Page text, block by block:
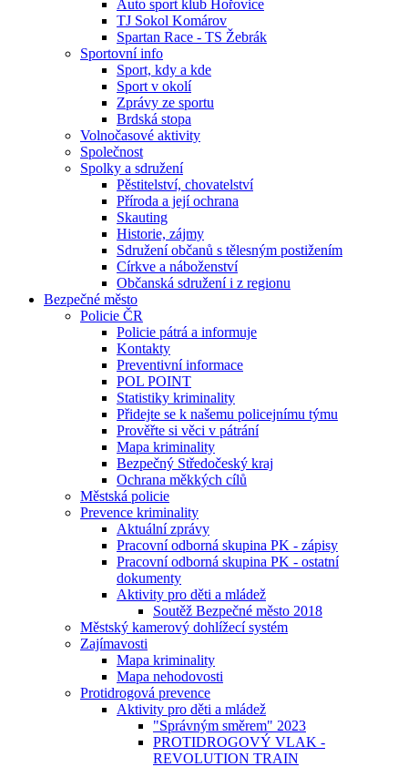
Auto sport klub Hořovice
TJ Sokol Komárov
Spartan Race - TS Žebrák
Sportovní info
Sport, kdy a kde
Sport v okolí
Zprávy ze sportu
Brdská stopa
Volnočasové aktivity
Společnost
Spolky a sdružení
Pěstitelství, chovatelství
Příroda a její ochrana
Skauting
Historie, zájmy
Sdružení občanů s tělesným postižením
Církve a náboženství
Občanská sdružení i z regionu
Bezpečné město
Policie ČR
Policie pátrá a informuje
Kontakty
Preventivní informace
POL POINT
Statistiky kriminality
Přidejte se k našemu policejnímu týmu
Prověřte si věci v pátrání
Mapa kriminality
Bezpečný Středočeský kraj
Ochrana měkkých cílů
Městská policie
Prevence kriminality
Aktuální zprávy
Pracovní odborná skupina PK - zápisy
Pracovní odborná skupina PK - ostatní
dokumenty
Aktivity pro děti a mládež
Soutěž Bezpečné město 2018
Městský kamerový dohlížecí systém
Zajímavosti
Mapa kriminality
Mapa nehodovosti
Protidrogová prevence
Aktivity pro děti a mládež
"Správným směrem" 2023
PROTIDROGOVÝ VLAK -
REVOLUTION TRAIN